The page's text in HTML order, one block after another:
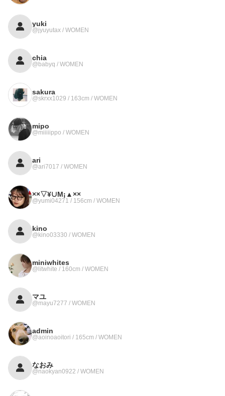
yuki
@jyuyutax / WOMEN
chia
@babyq / WOMEN
sakura
@skrxx1029 / 163cm / WOMEN
mipo
@miiiiippo / WOMEN
ari
@ari7017 / WOMEN
××▽¥∪M¡▲××
@yumi04271 / 156cm / WOMEN
kino
@kino03330 / WOMEN
miniwhites
@litwhite / 160cm / WOMEN
マユ
@mayu7277 / WOMEN
admin
@aoinoaoitori / 165cm / WOMEN
なおみ
@naokyan0922 / WOMEN